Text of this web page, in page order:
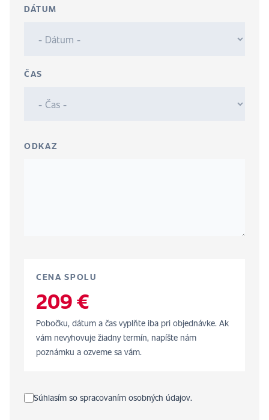
DÁTUM
ČAS
ODKAZ
CENA SPOLU
209 €
Pobočku, dátum a čas vyplňte iba pri objednávke. Ak
vám nevyhovuje žiadny termín, napíšte nám
poznámku a ozveme sa vám.
Súhlasím so spracovaním osobných údajov.